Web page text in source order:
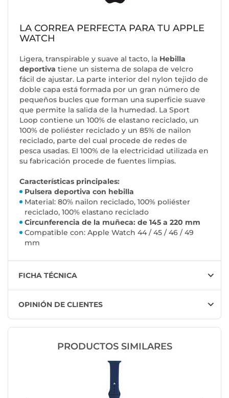
LA CORREA PERFECTA PARA TU APPLE
WATCH
Ligera, transpirable y suave al tacto, la Hebilla
deportiva tiene un sistema de solapa de velcro
fácil de ajustar. La parte interior del nylon tejido de
doble capa está formada por un gran número de
pequeños bucles que forman una superficie suave
que permite la salida de la humedad. La Sport
Loop contiene un 100% de elastano reciclado, un
100% de poliéster reciclado y un 85% de nailon
reciclado, parte del cual procede de redes de
pesca usadas. El 100% de la electricidad utilizada en
su fabricación procede de fuentes limpias.
Características principales:
Pulsera deportiva con hebilla
Material: 80% nailon reciclado, 100% poliéster
reciclado, 100% elastano reciclado
Circunferencia de la muñeca: de 145 a 220 mm
Compatible con: Apple Watch 44 / 45 / 46 / 49
mm
FICHA TÉCNICA
OPINIÓN DE CLIENTES
PRODUCTOS SIMILARES